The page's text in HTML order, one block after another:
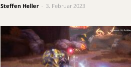
Steffen Heller 3. Februar 2023